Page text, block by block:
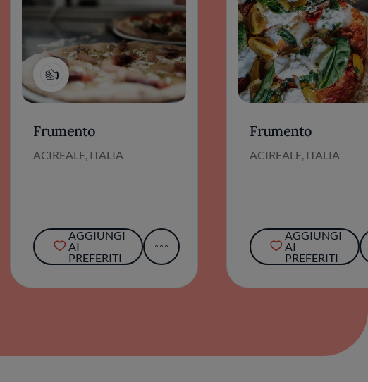
1
Frumento
ACIREALE, ITALIA
AGGIUNGI
AI
PREFERITI
Frumento
ACIREALE, ITALIA
AGGIUNGI
AI
PREFERITI